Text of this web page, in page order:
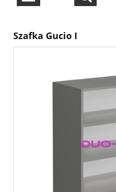
Szafka Gucio I